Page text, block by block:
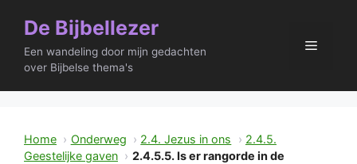
inhoud
De Bijbellezer
Een wandeling door mijn gedachten
over Bijbelse thema's
Menu
Home Onderweg 2.4. Jezus in ons
2.4.5.
Geestelijke gaven
2.4.5.5. Is er rangorde in de